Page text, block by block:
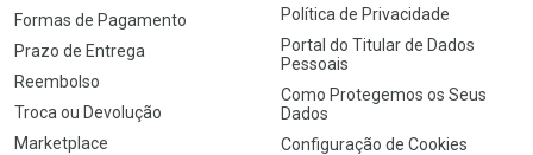
Formas de Pagamento
Prazo de Entrega
Reembolso
Troca ou Devolução
Marketplace
Política de Privacidade
Portal do Titular de Dados
Pessoais
Como Protegemos os Seus
Dados
Configuração de Cookies